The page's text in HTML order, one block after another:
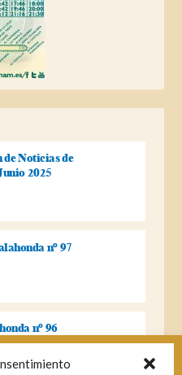
de Noticias de
2025
nº 97
nº 96